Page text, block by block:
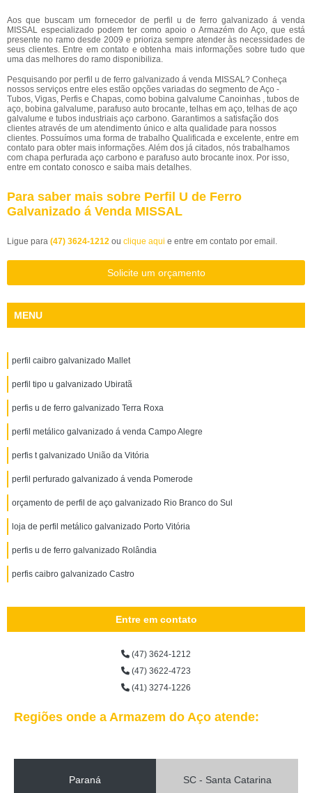
Aos que buscam um fornecedor de perfil u de ferro galvanizado á venda
MISSAL especializado podem ter como apoio o Armazém do Aço, que está
presente no ramo desde 2009 e prioriza sempre atender às necessidades de
seus clientes. Entre em contato e obtenha mais informações sobre tudo que
uma das melhores do ramo disponibiliza.
Pesquisando por perfil u de ferro galvanizado á venda MISSAL? Conheça
nossos serviços entre eles estão opções variadas do segmento de Aço -
Tubos, Vigas, Perfis e Chapas, como bobina galvalume Canoinhas , tubos de
aço, bobina galvalume, parafuso auto brocante, telhas em aço, telhas de aço
galvalume e tubos industriais aço carbono. Garantimos a satisfação dos
clientes através de um atendimento único e alta qualidade para nossos
clientes. Possuímos uma forma de trabalho Qualificada e excelente, entre em
contato para obter mais informações. Além dos já citados, nós trabalhamos
com chapa perfurada aço carbono e parafuso auto brocante inox. Por isso,
entre em contato conosco e saiba mais detalhes.
Para saber mais sobre Perfil U de Ferro
Galvanizado á Venda MISSAL
Ligue para (47) 3624-1212 ou clique aqui e entre em contato por email.
Solicite um orçamento
MENU
perfil caibro galvanizado Mallet
perfil tipo u galvanizado Ubiratã
perfis u de ferro galvanizado Terra Roxa
perfil metálico galvanizado á venda Campo Alegre
perfis t galvanizado União da Vitória
perfil perfurado galvanizado á venda Pomerode
orçamento de perfil de aço galvanizado Rio Branco do Sul
loja de perfil metálico galvanizado Porto Vitória
perfis u de ferro galvanizado Rolândia
perfis caibro galvanizado Castro
Entre em contato
(47) 3624-1212
(47) 3622-4723
(41) 3274-1226
Regiões onde a Armazem do Aço atende:
Paraná SC - Santa Catarina